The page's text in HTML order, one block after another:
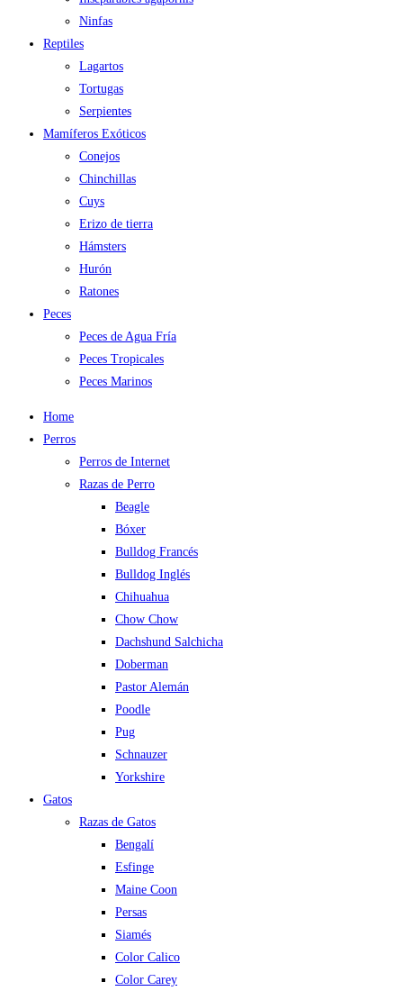
Ninfas
Reptiles
Lagartos
Tortugas
Serpientes
Mamíferos Exóticos
Conejos
Chinchillas
Cuys
Erizo de tierra
Hámsters
Hurón
Ratones
Peces
Peces de Agua Fría
Peces Tropicales
Peces Marinos
Home
Perros
Perros de Internet
Razas de Perro
Beagle
Bóxer
Bulldog Francés
Bulldog Inglés
Chihuahua
Chow Chow
Dachshund Salchicha
Doberman
Pastor Alemán
Poodle
Pug
Schnauzer
Yorkshire
Gatos
Razas de Gatos
Bengalí
Esfinge
Maine Coon
Persas
Siamés
Color Calico
Color Carey